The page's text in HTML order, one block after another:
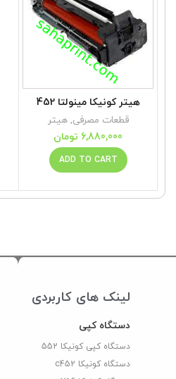
هیتر کونیکا مینولتا 452
قطعات مصرفی,هیتر
6,880,000 تومان
ADD TO CART
لینک های کاربردی
دستگاه کپی
دستگاه کپی کونیکا 552
دستگاه کونیکا c452